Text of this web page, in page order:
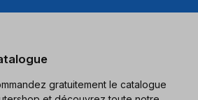
gratuitement le catalogue